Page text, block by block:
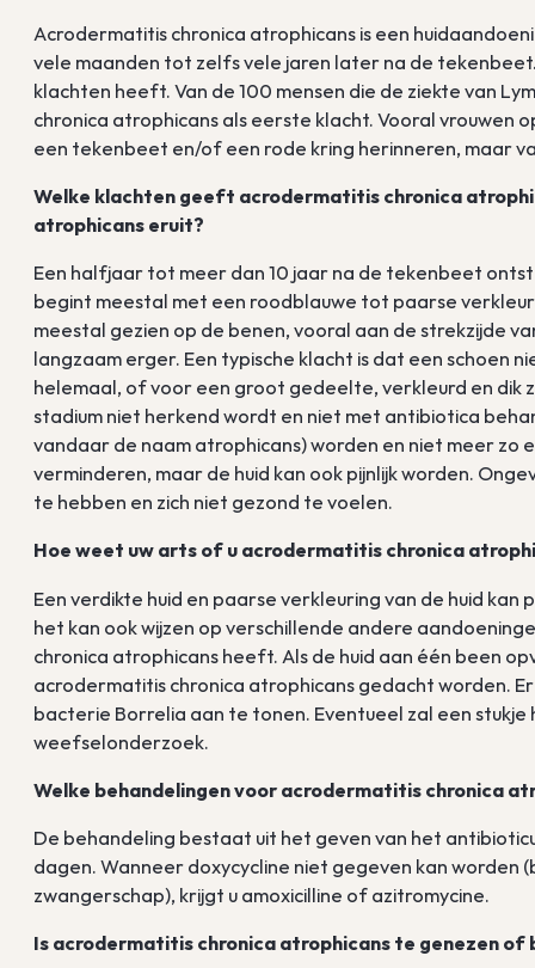
Acrodermatitis chronica atrophicans is een
vele maanden tot zelfs vele jaren later na de
klachten heeft. Van de 100 mensen die de ziekte van
chronica atrophicans als eerste klacht. Vooral vrouwen
een tekenbeet en/of een rode kring herinneren, maar
Welke klachten geeft acrodermatitis chronica
atrophicans eruit?
Een halfjaar tot meer dan 10 jaar na de tekenbeet
begint meestal met een roodblauwe tot paarse
meestal gezien op de benen, vooral aan de strekzijde
langzaam erger. Een typische klacht is dat een schoen
helemaal, of voor een groot gedeelte, verkleurd en dik
stadium niet herkend wordt en niet met antibiotica
vandaar de naam atrophicans) worden en niet meer zo
verminderen, maar de huid kan ook pijnlijk worden.
te hebben en zich niet gezond te voelen.
Hoe weet uw arts of u acrodermatitis chronica
Een verdikte huid en paarse verkleuring van de huid
het kan ook wijzen op verschillende andere
chronica atrophicans heeft. Als de huid aan één been
acrodermatitis chronica atrophicans gedacht worden.
bacterie Borrelia aan te tonen. Eventueel zal een
weefselonderzoek.
Welke behandelingen voor acrodermatitis chronica
De behandeling bestaat uit het geven van het
dagen. Wanneer doxycycline niet gegeven kan worden
zwangerschap), krijgt u amoxicilline of azitromycine.
Is acrodermatitis chronica atrophicans te genezen of